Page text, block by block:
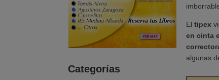
Categorías
Eltipex
en cinta
algunas